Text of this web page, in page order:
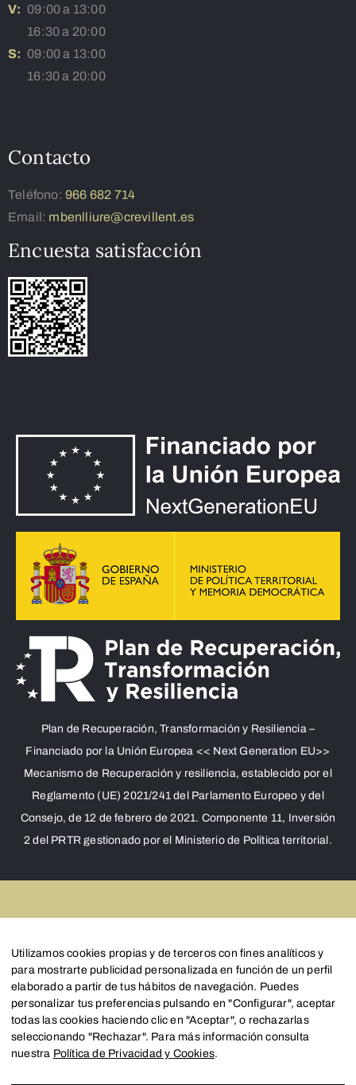
V: 09:00 a 13:00
16:30 a 20:00
S: 09:00 a 13:00
16:30 a 20:00
Contacto
Teléfono: 966 682 714
Email: mbenlliure@crevillent.es
Encuesta satisfacción
Plan de Recuperación, Transformación y Resiliencia –
Financiado por la Unión Europea << Next Generation EU>>
Mecanismo de Recuperación y resiliencia, establecido por el
Reglamento (UE) 2021/241 del Parlamento Europeo y del
Consejo, de 12 de febrero de 2021. Componente 11, Inversión
2 del PRTR gestionado por el Ministerio de Política territorial.
Utilizamos cookies propias y de terceros con fines analíticos y
para mostrarte publicidad personalizada en función de un perfil
elaborado a partir de tus hábitos de navegación. Puedes
personalizar tus preferencias pulsando en "Configurar", aceptar
todas las cookies haciendo clic en "Aceptar", o rechazarlas
seleccionando "Rechazar". Para más información consulta
nuestra Política de Privacidad y Cookies.
Aviso Legal
Política de Privacidad y Cookies